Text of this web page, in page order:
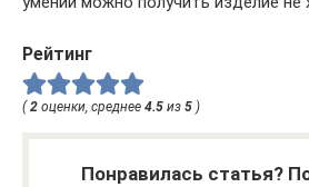
Рейтинг
( 2 оценки, среднее 4.5 из 5 )
Понравилась статья?